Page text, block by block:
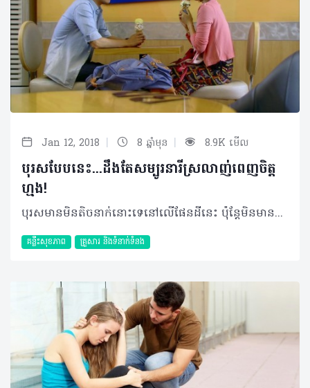
Jan 12, 2018 | 8 ឆ្នាំមុន | 8.9K មើល
បុរសបែបនេះ...ដឹងតែសម្បូរនារីស្រលាញ់ពេញចិត្ត
ហ្មង!
បុរសមានមិនតិចនាក់នោះទេនៅលើផែនដីនេះ ប៉ុន្តែមិនមានច្រើននោះទេដែលមានគុណសម្បត្តិដូចនឹងអ្វីដែលមិត្តនារីភាគច្រើនរំពឹងចង់បាន...តើអ្នកដឹងទេថាតើមានអ្វីខ្លះ​ដែលជាមន្តស្នេហ៍ទាក់ចិត្តមិត្តនារី? តោះ! អានបន្តទៀត ដើម្បីសិក្សាពីលក្ខណៈសម្បត្តិ៥យ៉ាងដែលត្រូវបានចាត់ទុកថាជាចំណុចដែលស្រ្តីភាគច្រើនស្រលាញ់ពេញចិត្ត... •គេជាមនុស្សស្មោះត្រង់ និងស្មោះស្ម័គ្រ ៖ មាននារីជាច្រើនបានធ្លាប់បានជួបប្រទះនឹងបុរសដែលបានក្លែងបន្លំជាសុភាពបុរស ដែលជាមេរៀនមួយធ្វើឲ្យនាងពិបាកទទួលយក និងជឿទុកចិត្តបុរសដែលនាងជួបក្រោយៗមកទៀត។ ដូច្នេះហើយ ប្រសិនបើអ្នកធ្លាប់ជាមនុស្សប្រភេទនេះមែន ត្រូវឆាប់កែខ្លួន ហើយប្រាប់នាងដោយស្មោះថា អ្នកបានកែខ្លួនហើយ ហើយត្រូវចៀសវាងដាច់ខាតនូវការបង្កើតប្រវត្តិសាស្រ្តច្រំដែល ឬរំលឹកអំពីបទពិសោធន៍កន្លងមកជាមួយនឹងគូស្នេហ៍ចាស់។ •គេជាមនុស្សដែលកំប្លែង ៖ នារីជាច្រើនចូលចិត្តបុរសដែលចេះនិយាយលាយឡំជាមួយនឹងពាក្យពេចន៍លេបខាយ និងកំប្លែងដែលអាចផ្តល់នូវភាពរីករាយក៏ដូចជាស្នាមញញឹមដល់រូបគេស្ទើរតែគ្រប់ពេលវេលា។ ហេតុនេះហើយ កុំធ្វើខ្លួនជាមនុស្សសោះកក្រោះ ដែលមិនចេះមាត់អីសោះ តែក៏កុំធ្វើជាមនុស្សដែលនិយាយច្រើនហួសដែរ។ •គេជាមនុស្សមានមហិច្ឆតា ៖ បុរសដែលមានមន្តស្នេហ៍ទាក់ទាញខ្លាំង ជាបុរសដែលមានគោលដៅ មានមហិច្ឆតា និងផែនការនៃជីវិតច្បាស់លាស់។ វាប្រៀបបាននឹងទំនុកចិត្តមួយដែលអាចឲ្យនារីមើលឃើញថា អ្នកជាមនុស្សគួរឲ្យពឹងពាក់បាន និងមានកម្លាំងចិត្តក្នុងការដើរលើផ្លូវដែលខ្លួនបានកំណត់ទុក។ នារីមិនចូលចិត្តបុរសដែលមួយថ្ងៃៗគិតតែពីអង្គុយសំកុក មិនដឹងថាអនាគតទៅ ខ្លួនធ្វើអ្វីនោះឡើយ។ •គេមានអនាម័យខ្លួនប្រាណល្អ ៖ ថ្វីត្បិតថារូបសម្បតិ្តមិនមែនជាចំណុចសំខាន់ចំពោះបុរសក៏ដោយ តែក៏អ្នកមិនអាចបណ្តោយខ្លួនឲ្យសាមញ្ញពេកនោះដែរ។ មិនចាំបាច់ដល់ថ្នាក់រៀបចំខ្លួនឲ្យដូចតារាល្បីអីនោះទេ គ្រាន់តែមានអនាម័យល្អជាប្រចាំ ដោយការប្រើប្រាស់សាប៊ូដុសខ្លួនដែលមានក្លិនតិចៗ ឬប្រើទឹកអប់ដែលមានក្លិនក្រអូបប្រហើរគួរឲ្យទាក់ទាញ ស្លៀកសំលៀកបំពាក់ដែលមានរបៀប (មិនឡូយឆាយពេក មិនចាស់គំរឹលពេក) រៀបម៉ូតសក់ឲ្យមានសណ្តាប់ធ្នាប់ សម្អាតក្រចកដៃក្រចកជើងជាដើម។ •គេជាមនុស្សមើលទៅមានអំណាច និងចេះការពារ ៖ វាការជាការពិតដែលថានារីចូលចិត្តបង្ហាញភាពឯករាជ្យរបស់ខ្លួន ប៉ុន្តែពួកគេពិតជាចូលចិត្តបុរសដែលពោរពេញដោយអំណាច និងភាពជាម្ចាស់ការលើខ្លួនឯងដែលអាចធ្វើឲ្យគេអាចពឹងផ្អែកបាន។ ក្នុងកាលៈទេសៈដែលមានរឿងហេតុ ឬគ្រោះថ្នាក់អ្វីកើតឡើង ត្រូវចេះការពារនាង ធ្វើយ៉ាងណាបំបាត់នូវអារម្មណ៍តក់ស្លុត និងព្រួយបារម្ភពីក្នុងចិត្តរបស់នាងឲ្យបាន។ ©2018 រក្សាសិទ្ធិគ្រប់យ៉ាង​ដោយ Healthtime Corporation ចំពោះគ្រប់អត្ថបទដោយគ្មានផ្នែកណាមួយត្រូវបោះពុម្ពផ្សាយចូល ប្រព័ន្ធអ៊ីនធឺណែតឧបករណ៍អេឡិចត្រូនិកអាត់ជាសំឡេងឬថតចំលងគ្រប់រូបភាពដោយគ្មានការអនុញ្ញាតឡើយ
គន្លឹះសុខភាព គ្រួសារ​ និងទំនាក់ទំនង